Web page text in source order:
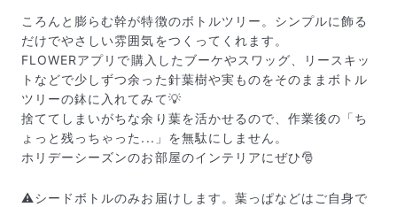
ころんと膨らむ幹が特徴のボトルツリー。シンプルに飾る
だけでやさしい雰囲気をつくってくれます。
FLOWERアプリで購入したブーケやスワッグ、リースキッ
トなどで少しずつ余った針葉樹や実ものをそのままボトル
ツリーの鉢に入れてみて💡
捨ててしまいがちな余り葉を活かせるので、作業後の「ち
ょっと残っちゃった...」を無駄にしません。
ホリデーシーズンのお部屋のインテリアにぜひ🎅
⚠️シードボトルのみお届けします。葉っぱなどはご自身で